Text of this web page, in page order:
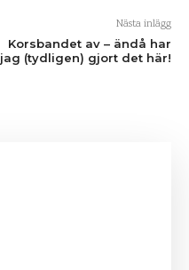
Nästa inlägg
Korsbandet av – ändå har
jag (tydligen) gjort det här!